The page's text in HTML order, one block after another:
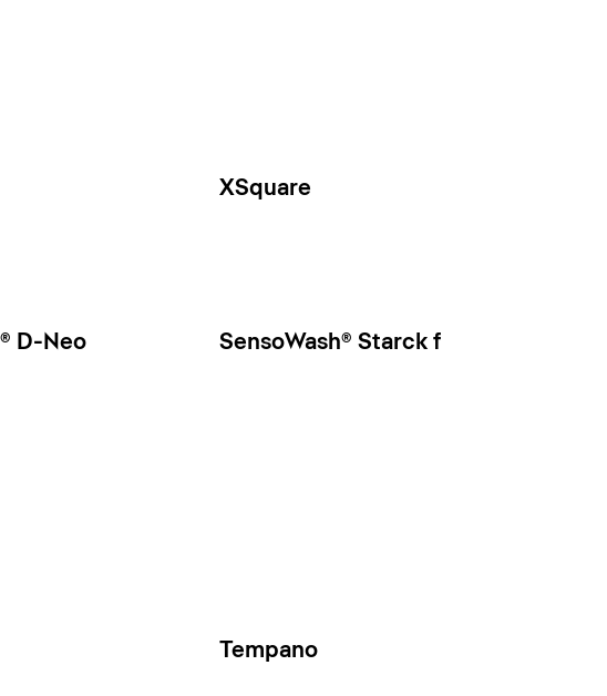
XSquare
D-Neo SensoWash® Starck f
Tempano